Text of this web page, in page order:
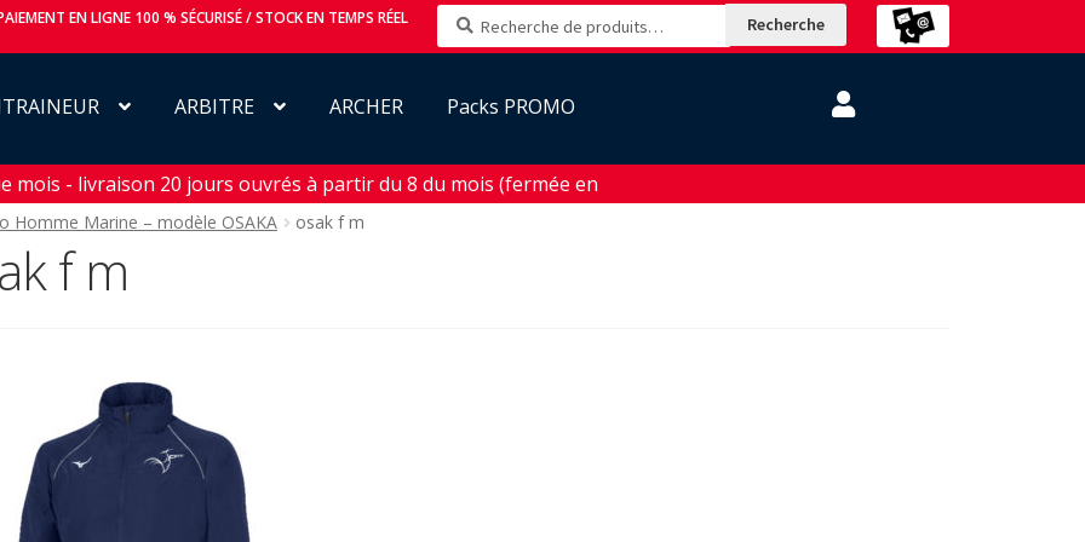
EN LIGNE 100 % SÉCURISÉ / STOCK EN TEMPS RÉEL
Recherche
pour :
Recherche
ARBITRE ARCHER Packs PROMO
mois - livraison 20 jours ouvrés à partir du 8 du mois (fermée en
Homme Marine – modèle OSAKA osak f m
f m